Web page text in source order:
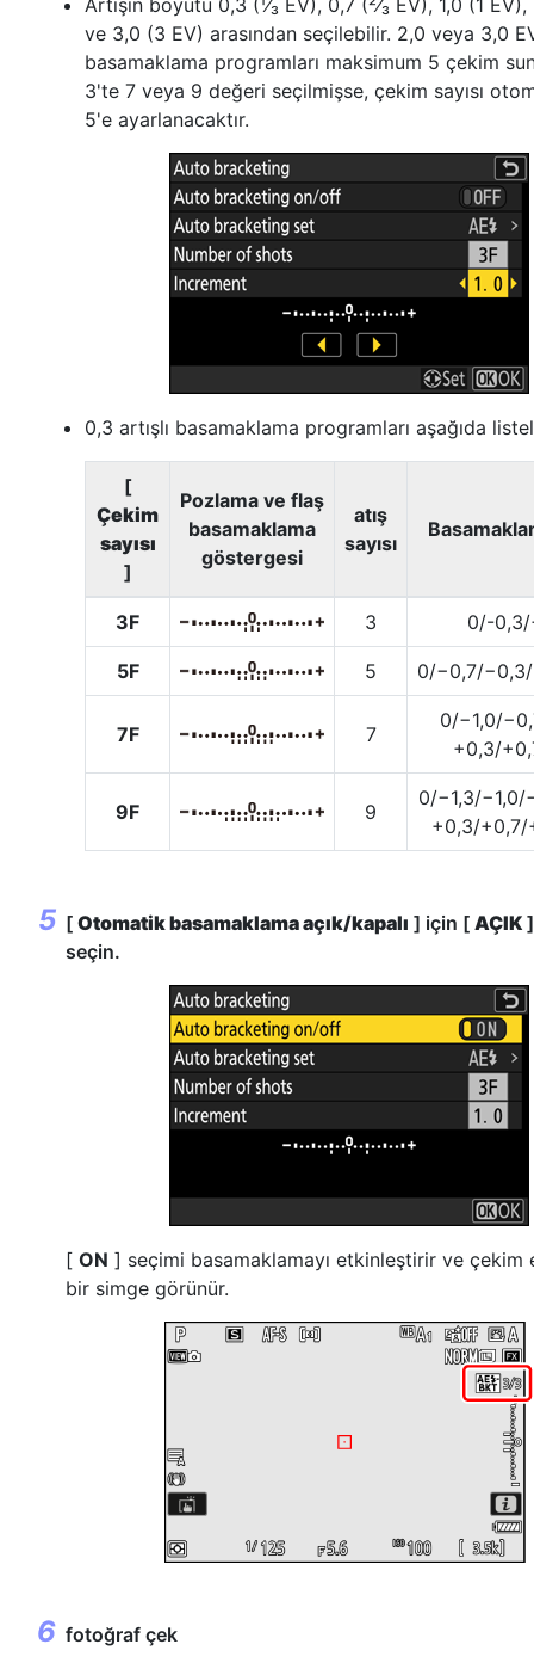
Artışın boyutu 0,3 (¹⁄₃ EV), 0,7 (²⁄₃ EV), 1,0 (1
ve 3,0 (3 EV) arasından seçilebilir. 2,0 veya 3,0
basamaklama programları maksimum 5 çekim
3'te 7 veya 9 değeri seçilmişse, çekim sayısı
5'e ayarlanacaktır.
0,3 artışlı basamaklama programları aşağıda
[
Çekim
sayısı
]
Pozlama ve flaş
basamaklama
göstergesi
atış
sayısı
3F 3 0/-
5F 5 0/−0,7/
7F 7
0/−1,0/
+0,3/
9F 9
0/−1,3/
+0,3/+0,7/
[ Otomatik basamaklama açık/kapalı ] için [ AÇIK
seçin.
[ ON ] seçimi basamaklamayı etkinleştirir ve çekim
bir simge görünür.
fotoğraf çek